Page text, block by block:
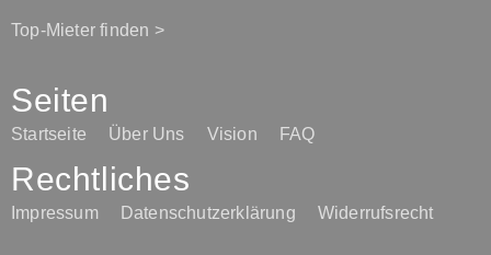
Top-Mieter finden >
Seiten
Startseite Über Uns Vision FAQ
Rechtliches
Impressum Datenschutzerklärung Widerrufsrecht